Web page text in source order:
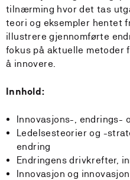
tilnærming hvor det tas
teori og eksempler hentet
illustrere gjennomførte
fokus på aktuelle metoder
å innovere.
Innhold:
Innovasjons-, endrings-
Ledelsesteorier og -
endring
Endringens drivkrefter,
Innovasjon og